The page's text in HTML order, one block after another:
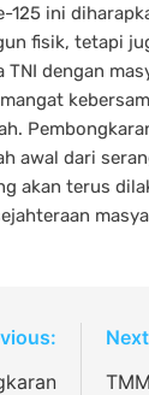
125 ini
fisik, tetapi
dengan
awal dari
akan terus